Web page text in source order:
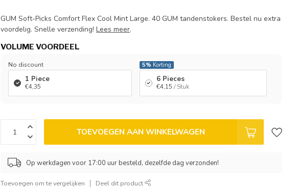
GUM Soft-Picks Comfort Flex Cool Mint Large. 40 GUM tandenstokers. Bestel nu extra
voordelig. Snelle verzending!Lees meer.
VOLUME VOORDEEL
No discount
1 Piece
€4,35
5% Korting
6 Pieces
€4,15 / Stuk
TOEVOEGEN AAN WINKELWAGEN
Op werkdagen voor 17:00 uur besteld, dezelfde dag verzonden!
Toevoegen om te vergelijken Deel dit product